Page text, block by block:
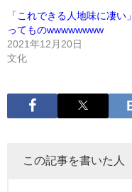
「これできる人地味に凄い」
ってものwwwwwwww
2021年12月20日
文化
この記事を書いた人